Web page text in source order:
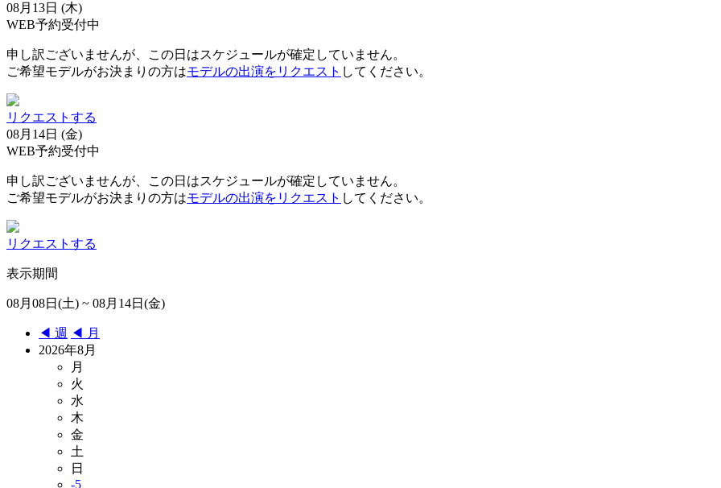
08月13日 (木)
WEB予約受付中
申し訳ございませんが、この日はスケジュールが確定していません。
ご希望モデルがお決まりの方はモデルの出演をリクエスト してください。
リクエストする
08月14日 (金)
WEB予約受付中
申し訳ございませんが、この日はスケジュールが確定していません。
ご希望モデルがお決まりの方はモデルの出演をリクエスト してください。
リクエストする
表示期間
08月08日(土) ~ 08月14日(金)
◀︎ 週 ◀︎ 月
2026年8月
月
火
水
木
金
土
日
-5